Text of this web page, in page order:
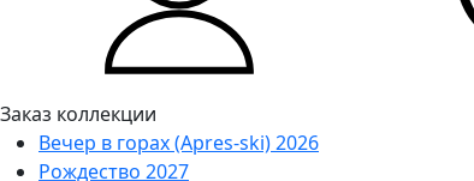
Заказ коллекции
Вечер в горах (Apres-ski) 2026
Рождество 2027